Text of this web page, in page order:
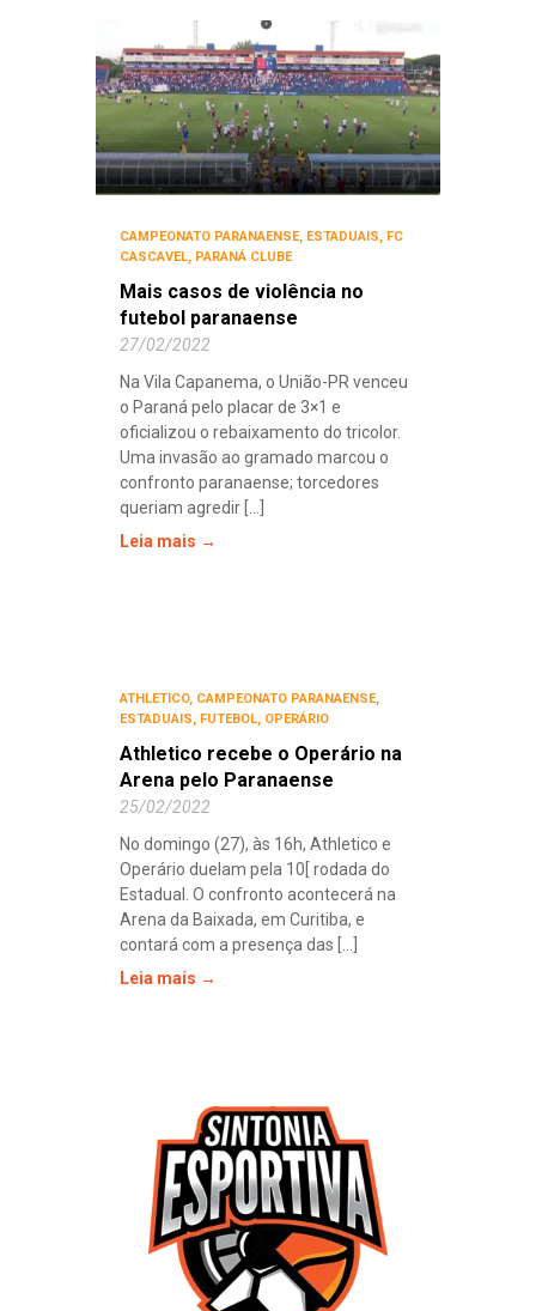
CAMPEONATO PARANAENSE, ESTADUAIS, FC
CASCAVEL, PARANÁ CLUBE
Mais casos de violência no
futebol paranaense
27/02/2022
Na Vila Capanema, o União-PR venceu
o Paraná pelo placar de 3×1 e
oficializou o rebaixamento do tricolor.
Uma invasão ao gramado marcou o
confronto paranaense; torcedores
queriam agredir [...]
Leia mais →
ATHLETICO, CAMPEONATO PARANAENSE,
ESTADUAIS, FUTEBOL, OPERÁRIO
Athletico recebe o Operário na
Arena pelo Paranaense
25/02/2022
No domingo (27), às 16h, Athletico e
Operário duelam pela 10[ rodada do
Estadual. O confronto acontecerá na
Arena da Baixada, em Curitiba, e
contará com a presença das [...]
Leia mais →